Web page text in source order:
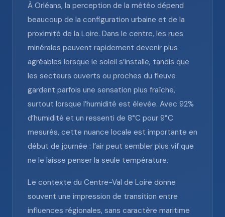
À Orléans, la perception de la météo dépend
beaucoup de la configuration urbaine et de la
proximité de la Loire. Dans le centre, les rues
minérales peuvent rapidement devenir plus
agréables lorsque le soleil s’installe, tandis que
les secteurs ouverts ou proches du fleuve
gardent parfois une sensation plus fraîche,
surtout lorsque l’humidité est élevée. Avec 92%
d’humidité et un ressenti de 8°C pour 9°C
mesurés, cette nuance locale est importante en
début de journée : l’air peut sembler plus vif que
ne le laisse penser la seule température.
Le contexte du Centre-Val de Loire donne
souvent une impression de transition entre
influences régionales, sans caractère maritime